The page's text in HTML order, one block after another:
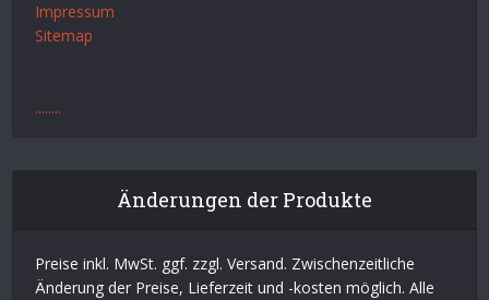
Impressum
Sitemap
........
Änderungen der Produkte
Preise inkl. MwSt. ggf. zzgl. Versand. Zwischenzeitliche
Änderung der Preise, Lieferzeit und -kosten möglich. Alle